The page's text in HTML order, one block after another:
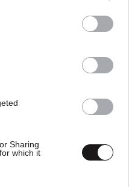
Sharing
which it
που
for